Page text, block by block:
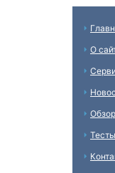
О
Тесты